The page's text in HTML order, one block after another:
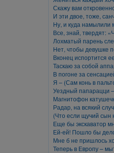
Скажу вам
И эти двое, тоже,
Ну, и куда намылили
Все, знай, твердят:
Лохматый парень
Нет, чтобы девушке
Вконец испортится
Таскаю за собой
В погоне за
Я – (Сам конь в
Уездный папарацци –
Магнитофон
Радар, на всякий
(Что если щучий сын
Еще бы экскаватор
Ей-ей! Пошло бы
Мне б не пришлось
Теперь в Европу –